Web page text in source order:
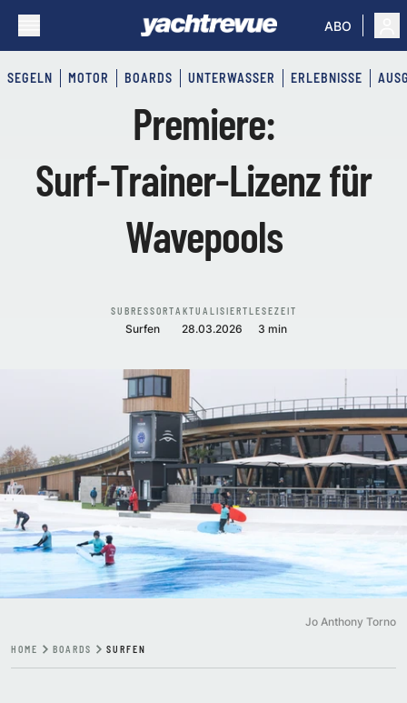
ABO
SEGELN MOTOR BOARDS UNTERWASSER ERLEBNISSE
Premiere:
Surf‑Trainer‑Lizenz für
Wavepools
SUBRESSORT
Surfen
AKTUALISIERT
28.03.2026
LESEZEIT
3 min
Jo Anthony Torno
HOME BOARDS SURFEN